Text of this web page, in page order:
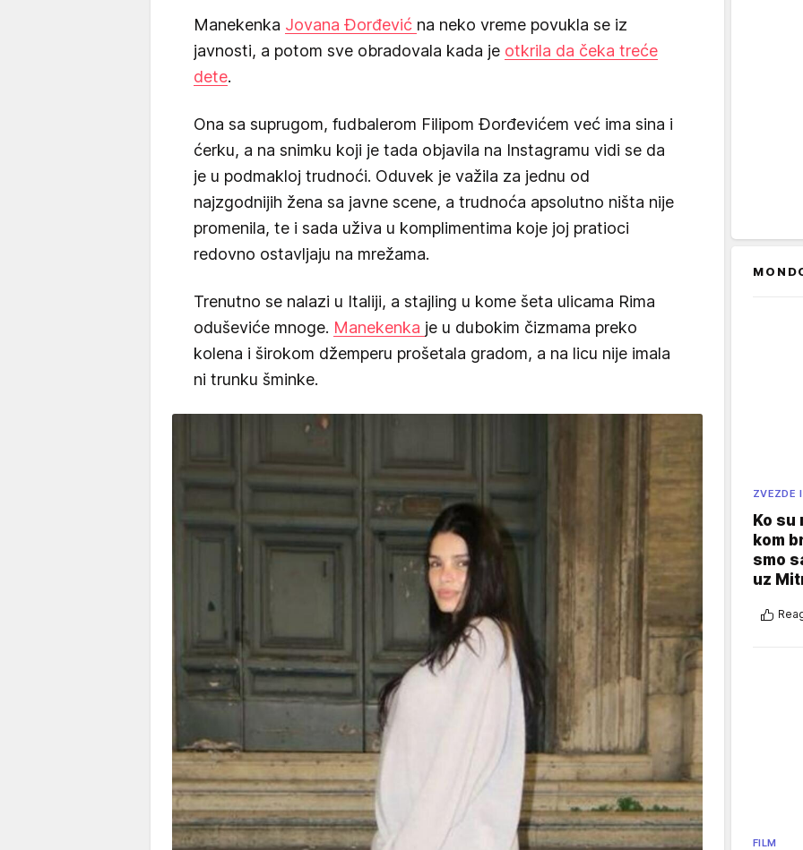
Manekenka Jovana Đorđević na neko vreme povukla se iz
javnosti, a potom sve obradovala kada je otkrila da čeka treće
dete.
Ona sa suprugom, fudbalerom Filipom Đorđevićem već ima sina i
ćerku, a na snimku koji je tada objavila na Instagramu vidi se da
je u podmakloj trudnoći. Oduvek je važila za jednu od
najzgodnijih žena sa javne scene, a trudnoća apsolutno ništa nije
promenila, te i sada uživa u komplimentima koje joj pratioci
redovno ostavljaju na mrežama.
Trenutno se nalazi u Italiji, a stajling u kome šeta ulicama Rima
oduševiće mnoge. Manekenka je u dubokim čizmama preko
kolena i širokom džemperu prošetala gradom, a na licu nije imala
ni trunku šminke.
ZVEZDE
Ko su
kom
smo
uz
FILM